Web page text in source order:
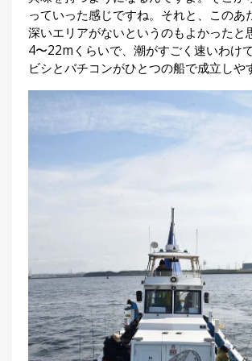
っていった感じですね。それと、このあ
深いエリアがないというのもよかったと
4〜22mくらいで、潮がすごく速いわけ
ビシとバチコンがひとつの船で成立しや